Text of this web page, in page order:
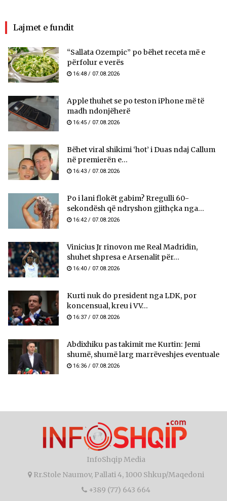
Lajmet e fundit
“Sallata Ozempic” po bëhet receta më e
përfolur e verës
16:48 / 07.08.2026
Apple thuhet se po teston iPhone më të
madh ndonjëherë
16:45 / 07.08.2026
Bëhet viral shikimi ‘hot’ i Duas ndaj Callum
në premierën e...
16:43 / 07.08.2026
Po i lani flokët gabim? Rregulli 60-
sekondësh që ndryshon gjithçka nga...
16:42 / 07.08.2026
Vinicius Jr rinovon me Real Madridin,
shuhet shpresa e Arsenalit për...
16:40 / 07.08.2026
Kurti nuk do president nga LDK, por
koncensual, kreu i VV...
16:37 / 07.08.2026
Abdixhiku pas takimit me Kurtin: Jemi
shumë, shumë larg marrëveshjes eventuale
16:36 / 07.08.2026
InfoShqip Media
Rr.Stole Naumov, Pallati 4, 1000 Shkup/Maqedoni
+389 (77) 643 664